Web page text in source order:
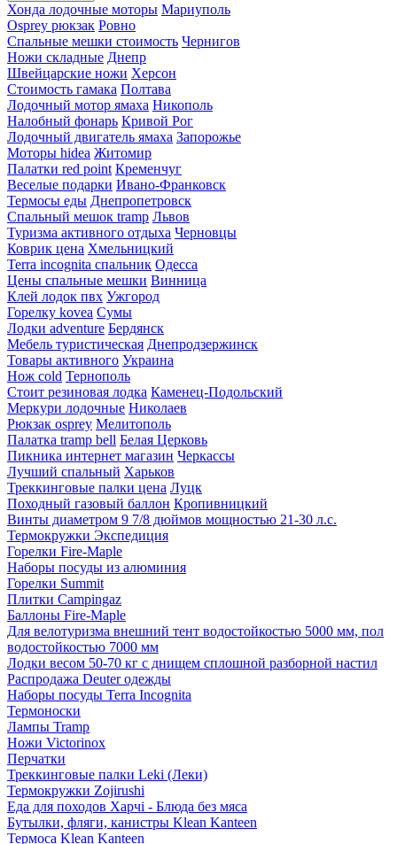
Хонда лодочные моторы Мариуполь
Osprey рюкзак Ровно
Спальные мешки стоимость Чернигов
Ножи складные Днепр
Швейцарские ножи Херсон
Стоимость гамака Полтава
Лодочный мотор ямаха Никополь
Налобный фонарь Кривой Рог
Лодочный двигатель ямаха Запорожье
Моторы hidea Житомир
Палатки red point Кременчуг
Веселые подарки Ивано-Франковск
Термосы еды Днепропетровск
Спальный мешок tramp Львов
Туризма активного отдыха Черновцы
Коврик цена Хмельницкий
Terra incognita спальник Одесса
Цены спальные мешки Винница
Клей лодок пвх Ужгород
Горелку kovea Сумы
Лодки adventure Бердянск
Мебель туристическая Днепродзержинск
Товары активного Украина
Нож cold Тернополь
Стоит резиновая лодка Каменец-Подольский
Меркури лодочные Николаев
Рюкзак osprey Мелитополь
Палатка tramp bell Белая Церковь
Пикника интернет магазин Черкассы
Лучший спальный Харьков
Треккинговые палки цена Луцк
Походный газовый баллон Кропивницкий
Винты диаметром 9 7/8 дюймов мощностью 21-30 л.с.
Термокружки Экспедиция
Горелки Fire-Maple
Наборы посуды из алюминия
Горелки Summit
Плитки Campingaz
Баллоны Fire-Maple
Для велотуризма внешний тент водостойкостью 5000 мм, пол
водостойкостью 7000 мм
Лодки весом 50-70 кг с днищем сплошной разборной настил
Распродажа Deuter одежды
Наборы посуды Terra Incognita
Термоноски
Лампы Tramp
Ножи Victorinox
Перчатки
Треккинговые палки Leki (Леки)
Термокружки Zojirushi
Еда для походов Харчі - Блюда без мяса
Бутылки, фляги, канистры Klean Kanteen
Термоса Klean Kanteen